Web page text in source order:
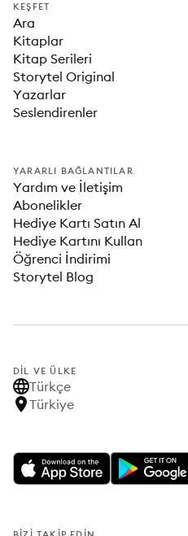
KEŞFET
Ara
Kitaplar
Kitap Serileri
Storytel Original
Yazarlar
Seslendirenler
YARARLI BAĞLANTILAR
Yardım ve İletişim
Abonelikler
Hediye Kartı Satın Al
Hediye Kartını Kullan
Öğrenci İndirimi
Storytel Blog
DIL VE ÜLKE
Türkçe
Türkiye